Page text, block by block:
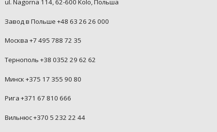
ul. Nagorna 114, 62-600 Kolo, Польша
Завод в Польше +48 63 26 26 000
Москва +7 495 788 72 35
Тернополь +38 0352 29 62 62
Минск +375 17 355 90 80
Рига +371 67 810 666
Вильнюс +370 5 232 22 44